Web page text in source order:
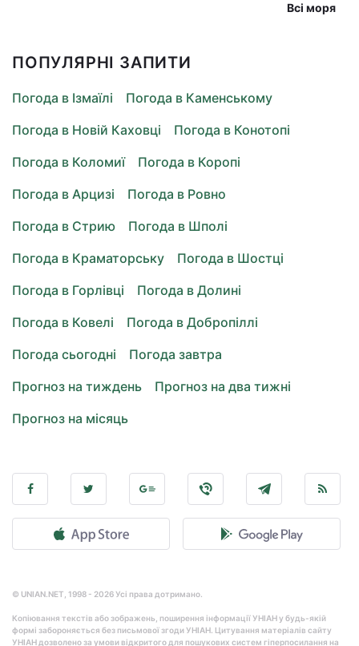
Всі моря
ПОПУЛЯРНІ ЗАПИТИ
Погода в Ізмаїлі
Погода в Каменському
Погода в Новій Каховці
Погода в Конотопі
Погода в Коломиї
Погода в Коропі
Погода в Арцизі
Погода в Ровно
Погода в Стрию
Погода в Шполі
Погода в Краматорську
Погода в Шостці
Погода в Горлівці
Погода в Долині
Погода в Ковелі
Погода в Добропіллі
Погода сьогодні
Погода завтра
Прогноз на тиждень
Прогноз на два тижні
Прогноз на місяць
© UNIAN.NET, 1998 - 2026 Усі права дотримано.
Копіювання текстів або зображень, поширення інформації УНІАН у будь-якій
формі забороняється без письмової згоди УНІАН. Цитування матеріалів сайту
УНІАН дозволено за умови відкритого для пошукових систем гіперпосилання на